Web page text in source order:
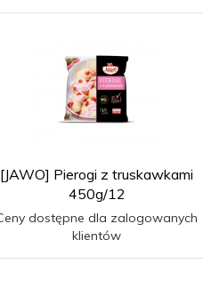
[JAWO] Pierogi z truskawkami
450g/12
dostępne dla zalogowanych
klientów